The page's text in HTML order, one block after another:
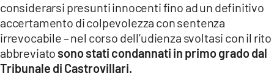
considerarsi presunti innocenti fino ad un definitivo
accertamento di colpevolezza con sentenza
irrevocabile – nel corso dell’udienza svoltasi con il rito
abbreviato sono stati condannati in primo grado dal
Tribunale di Castrovillari.